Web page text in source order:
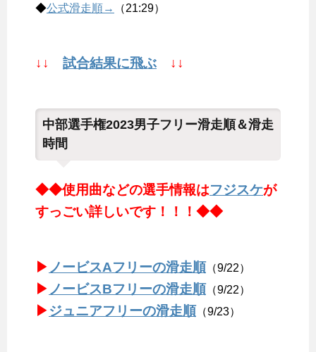
◆公式滑走順→ （21:29）
↓↓ 試合結果に飛ぶ ↓↓
中部選手権2023男子フリー滑走順＆滑走
時間
◆◆使用曲などの選手情報はフジスケが
すっごい詳しいです！！！◆◆
▶ ノービスAフリーの滑走順 （9/22）
▶ ノービスBフリーの滑走順 （9/22）
▶ジュニアフリーの滑走順 （9/23）